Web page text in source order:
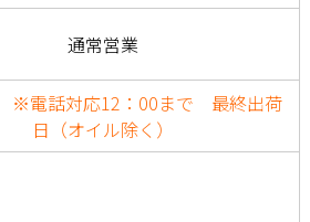
通常営業
※電話対応12：00まで 最終出荷
日（オイル除く）